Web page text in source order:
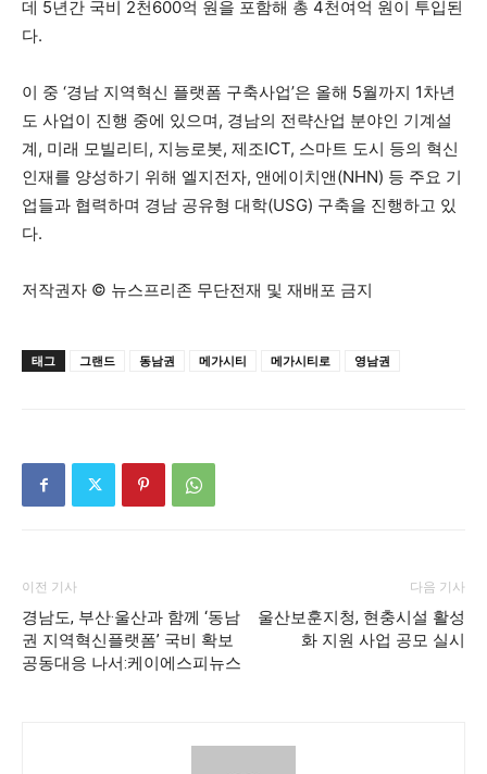
데 5년간 국비 2천600억 원을 포함해 총 4천여억 원이 투입된
다.
이 중 ‘경남 지역혁신 플랫폼 구축사업’은 올해 5월까지 1차년
도 사업이 진행 중에 있으며, 경남의 전략산업 분야인 기계설
계, 미래 모빌리티, 지능로봇, 제조ICT, 스마트 도시 등의 혁신
인재를 양성하기 위해 엘지전자, 앤에이치앤(NHN) 등 주요 기
업들과 협력하며 경남 공유형 대학(USG) 구축을 진행하고 있
다.
저작권자 © 뉴스프리존 무단전재 및 재배포 금지
태그 그랜드 동남권 메가시티 메가시티로 영남권
이전 기사
경남도, 부산·울산과 함께 ‘동남
권 지역혁신플랫폼’ 국비 확보
공동대응 나서:케이에스피뉴스
다음 기사
울산보훈지청, 현충시설 활성
화 지원 사업 공모 실시